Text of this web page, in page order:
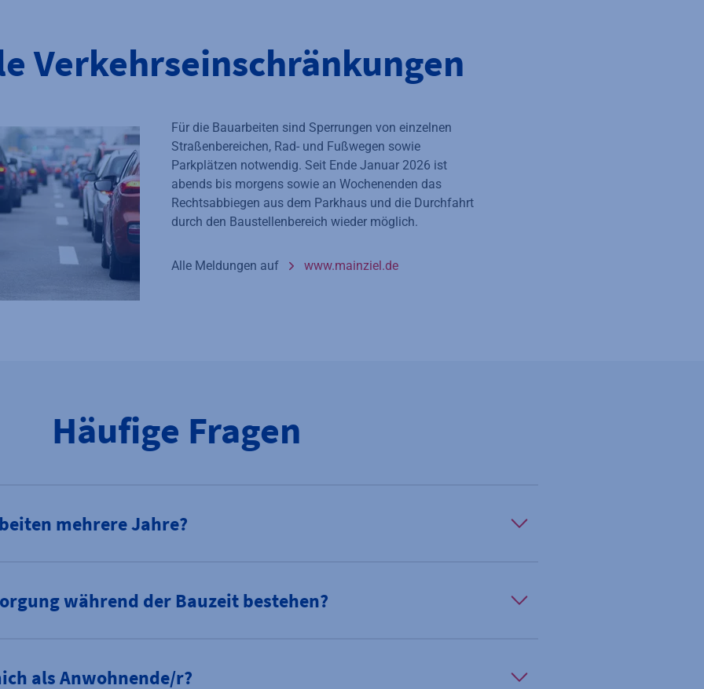
Verkehrseinschränkungen
Für die Bauarbeiten sind Sperrungen von einzelnen
Straßenbereichen, Rad- und Fußwegen sowie
Parkplätzen notwendig. Seit Ende Januar 2026 ist
abends bis morgens sowie an Wochenenden das
Rechtsabbiegen aus dem Parkhaus und die Durchfahrt
durch den Baustellenbereich wieder möglich.
Alle Meldungen auf www.mainziel.de
Häufige Fragen
mehrere Jahre?
während der Bauzeit bestehen?
als Anwohnende/r?